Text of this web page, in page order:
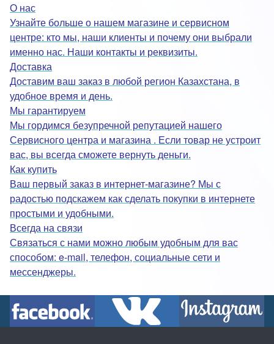
О нас
Узнайте больше о нашем магазине и сервисном
центре: кто мы, наши клиенты и почему они выбрали
именно нас. Наши контакты и реквизиты.
Доставка
Доставим ваш заказ в любой регион Казахстана, в
удобное время и день.
Мы гарантируем
Мы гордимся безупречной репутацией нашего
Сервисного центра и магазина . Если товар не устроит
вас, вы всегда сможете вернуть деньги.
Как купить
Ваш первый заказ в интернет-магазине? Мы с
радостью подскажем как сделать покупки в интернете
простыми и удобными.
Всегда на связи
Связаться с нами можно любым удобным для вас
способом: e-mail, телефон, социальные сети и
мессенджеры.